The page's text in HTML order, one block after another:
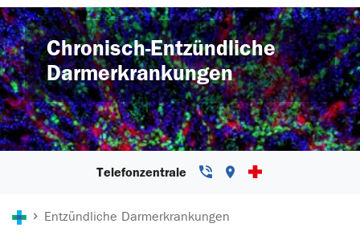
Chronisch-Entzündliche
Darmerkrankungen
Telefonzentrale
Entzündliche Darmerkrankungen